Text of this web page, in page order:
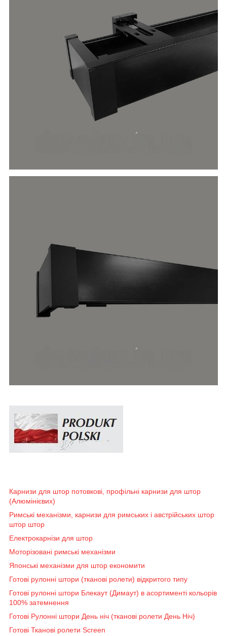
Карнизи для штор потовкові, профільні карнизи для штор
(Алюмінієвих)
Римські механізми, карнизи для римських і австрійських штор
штор штор
Електрокарнізи для штор
Моторізовані римські механізми
Японські механізми для штор економити
Готові рулонні штори (тканові ролети) відкритого типу
Готові рулонні штори Блекаут (Димаут) в асортименті кольорів
100% затемнення
Готові Рулонні штори День ніч (тканові ролети День Ніч)
Готові Тканові ролети Screen